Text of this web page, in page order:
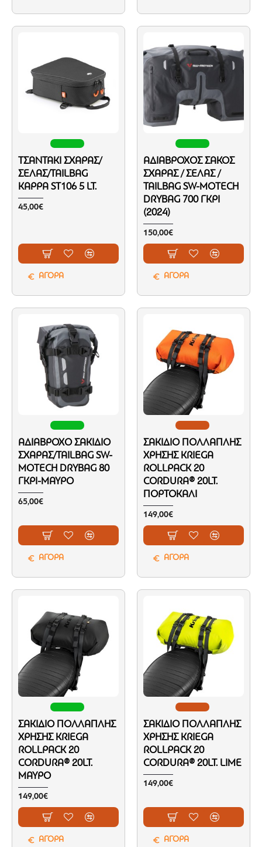
ΤΣΑΝΤΆΚΙ ΣΧΆΡΑΣ/
ΣΈΛΑΣ/TAILBAG
KAPPA ST106 5 LT.
45,00€
ΑΓΟΡΑ
ΑΔΙΆΒΡΟΧΟΣ ΣΆΚΟΣ
ΣΧΆΡΑΣ / ΣΈΛΑΣ /
TAILBAG SW-MOTECH
DRYBAG 700 ΓΚΡΙ
(2024)
150,00€
ΑΓΟΡΑ
ΑΔΙΆΒΡΟΧΟ ΣΑΚΊΔΙΟ
ΣΧΆΡΑΣ/TAILBAG SW-
MOTECH DRYBAG 80
ΓΚΡΙ-ΜΑΎΡΟ
65,00€
ΑΓΟΡΑ
ΣΑΚΊΔΙΟ ΠΟΛΛΑΠΛΉΣ
ΧΡΉΣΗΣ KRIEGA
ROLLPACK 20
CORDURA® 20LT.
ΠΟΡΤΟΚΑΛΊ
149,00€
ΑΓΟΡΑ
ΣΑΚΊΔΙΟ ΠΟΛΛΑΠΛΉΣ
ΧΡΉΣΗΣ KRIEGA
ROLLPACK 20
CORDURA® 20LT.
ΜΑΎΡΟ
149,00€
ΑΓΟΡΑ
ΣΑΚΊΔΙΟ ΠΟΛΛΑΠΛΉΣ
ΧΡΉΣΗΣ KRIEGA
ROLLPACK 20
CORDURA® 20LT. LIME
149,00€
ΑΓΟΡΑ